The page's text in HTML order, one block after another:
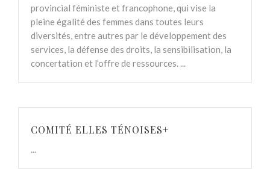
provincial féministe et francophone, qui vise la
pleine égalité des femmes dans toutes leurs
diversités, entre autres par le développement des
services, la défense des droits, la sensibilisation, la
concertation et l’offre de ressources. ...
COMITÉ ELLES TÉNOISES+
...